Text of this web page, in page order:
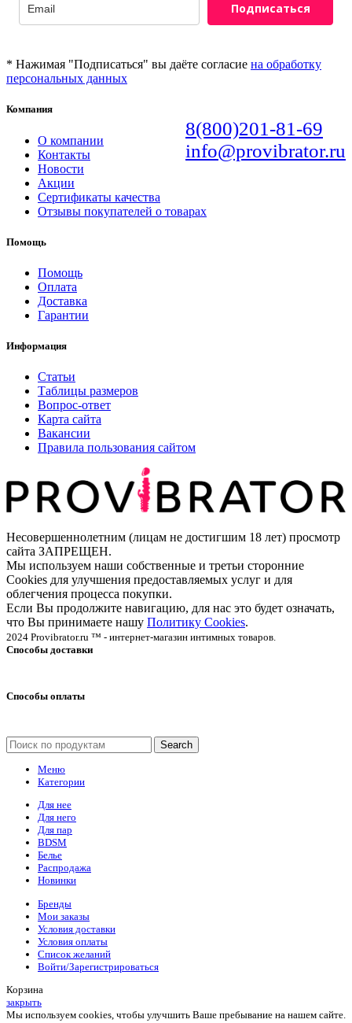
Подписаться
* Нажимая "Подписаться" вы даёте согласие на обработку
персональных данных
8(800)201-81-69
info@provibrator.ru
Компания
О компании
Контакты
Новости
Акции
Сертификаты качества
Отзывы покупателей о товарах
Помощь
Помощь
Оплата
Доставка
Гарантии
Информация
Статьи
Таблицы размеров
Вопрос-ответ
Карта сайта
Вакансии
Правила пользования сайтом
Несовершеннолетним (лицам не достигшим 18 лет) просмотр
сайта ЗАПРЕЩЕН.
Мы используем наши собственные и третьи сторонние
Cookies для улучшения предоставляемых услуг и для
облегчения процесса покупки.
Если Вы продолжите навигацию, для нас это будет означать,
что Вы принимаете нашу Политику Cookies.
2024 Provibrator.ru ™ - интернет-магазин интимных товаров.
Способы доставки
Способы оплаты
Search
Меню
Категории
Для нее
Для него
Для пар
BDSM
Белье
Распродажа
Новинки
Бренды
Мои заказы
Условия доставки
Условия оплаты
Список желаний
Войти/Зарегистрироваться
Корзина
закрыть
Мы используем cookies, чтобы улучшить Ваше пребывание на нашем сайте.